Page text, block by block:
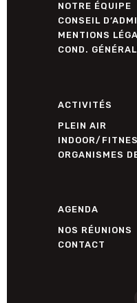
NOTRE ÉQUIPE
CONSEIL
MENTIONS
COND.
ACTIVITÉS
PLEIN AIR
INDOOR/
ORGANISMES
AGENDA
NOS RÉUNIONS
CONTACT